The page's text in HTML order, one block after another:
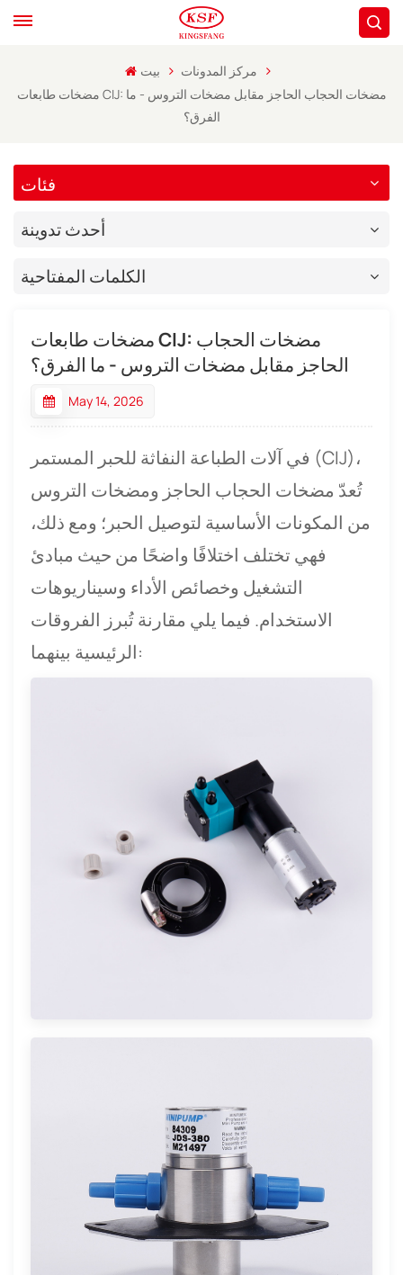
بيت
مركز المدونات
مضخات طابعات CIJ: مضخات الحجاب الحاجز مقابل مضخات التروس - ما
الفرق؟
فئات
أحدث تدوينة
الكلمات المفتاحية
مضخات طابعات CIJ: مضخات الحجاب
الحاجز مقابل مضخات التروس - ما الفرق؟
May 14, 2026
في آلات الطباعة النفاثة للحبر المستمر (CIJ)،
تُعدّ مضخات الحجاب الحاجز ومضخات التروس
من المكونات الأساسية لتوصيل الحبر؛ ومع ذلك،
فهي تختلف اختلافًا واضحًا من حيث مبادئ
التشغيل وخصائص الأداء وسيناريوهات
الاستخدام. فيما يلي مقارنة تُبرز الفروقات
الرئيسية بينهما: